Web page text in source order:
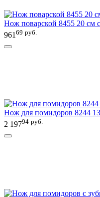
Нож поварской 8455 20 см
961 69 руб.
Нож для помидоров 8244
2 19794 руб.